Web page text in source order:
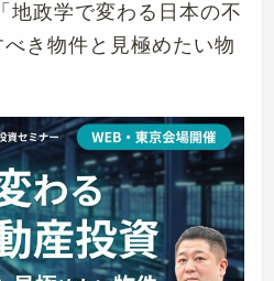
地政学で変わる日本の不
き物件と見極めたい物